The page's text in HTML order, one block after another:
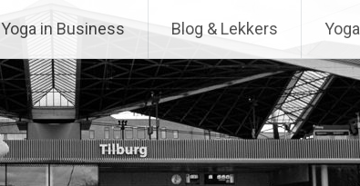
Yoga in Business Blog & Lekkers Yoga